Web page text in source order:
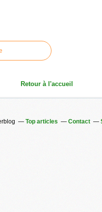
Retour à l'accueil
Top articles Contact